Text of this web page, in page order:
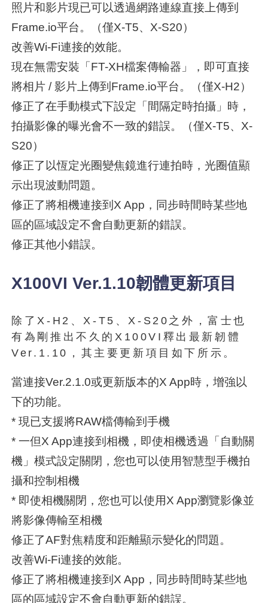
照片和影片現已可以透過網路連線直接上傳到
Frame.io平台。（僅X-T5、X-S20）
改善Wi-Fi連接的效能。
現在無需安裝「FT-XH檔案傳輸器」，即可直接
將相片 / 影片上傳到Frame.io平台。（僅X-H2）
修正了在手動模式下設定「間隔定時拍攝」時，
拍攝影像的曝光會不一致的錯誤。（僅X-T5、X-
S20）
修正了以恆定光圈變焦鏡進行連拍時，光圈值顯
示出現波動問題。
修正了將相機連接到X App，同步時間時某些地
區的區域設定不會自動更新的錯誤。
修正其他小錯誤。
X100VI Ver.1.10韌體更新項目
除了X-H2、X-T5、X-S20之外，富士也
有為剛推出不久的X100VI釋出最新韌體
Ver.1.10，其主要更新項目如下所示。
當連接Ver.2.1.0或更新版本的X App時，增強以
下的功能。
* 現已支援將RAW檔傳輸到手機
* 一但X App連接到相機，即使相機透過「自動關
機」模式設定關閉，您也可以使用智慧型手機拍
攝和控制相機
* 即使相機關閉，您也可以使用X App瀏覽影像並
將影像傳輸至相機
修正了AF對焦精度和距離顯示變化的問題。
改善Wi-Fi連接的效能。
修正了將相機連接到X App，同步時間時某些地
區的區域設定不會自動更新的錯誤。